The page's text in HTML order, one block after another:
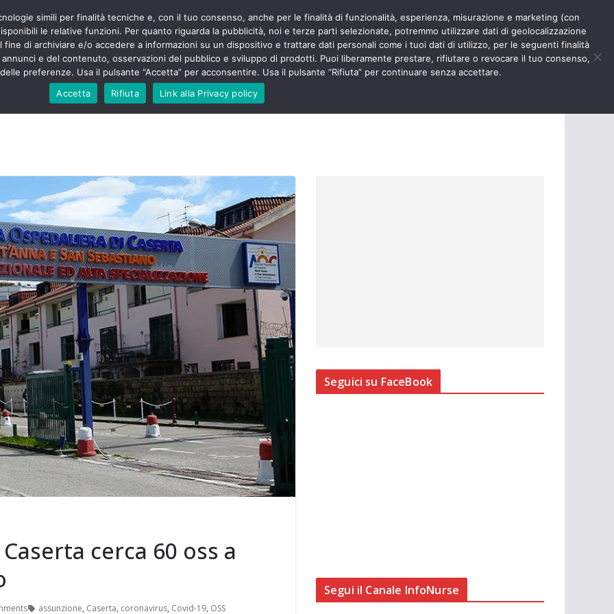
sono
senza
aggressioni
“tagli e
proclamato lo
Nursing Up contro
Up:
anche
POLITICA STUDENTI SALUTE COMUNICATI CURIOSITÀ NURSE TIMES
cerca 60 oss a
assunzione, Caserta, coronavirus, Covid-19, OSS
Seguici su FaceBook
Segui il Canale InfoNurse
simili per finalità tecniche e, con il tuo consenso, anche per le finalità di funzionalità, esperienza, misurazione e marketing (con
le relative funzioni. Per quanto riguarda la pubblicità, noi e terze parti selezionate, potremmo utilizzare dati di geolocalizzazione
fine di archiviare e/o accedere a informazioni su un dispositivo e trattare dati personali come i tuoi dati di utilizzo, per le seguenti finalità
e del contenuto, osservazioni del pubblico e sviluppo di prodotti. Puoi liberamente prestare, rifiutare o revocare il tuo consenso,
preferenze. Usa il pulsante “Accetta” per acconsentire. Usa il pulsante “Rifiuta” per continuare senza accettare.
Accetta
Rifiuta Link alla Privacy policy